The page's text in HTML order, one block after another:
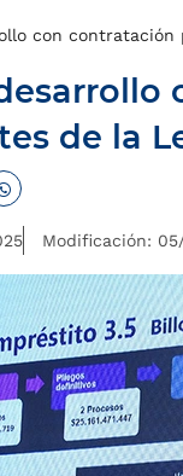
con
de la
Whatsapp
Modificación: